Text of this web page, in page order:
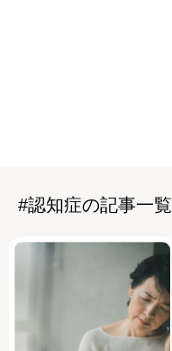
#認知症の記事一覧